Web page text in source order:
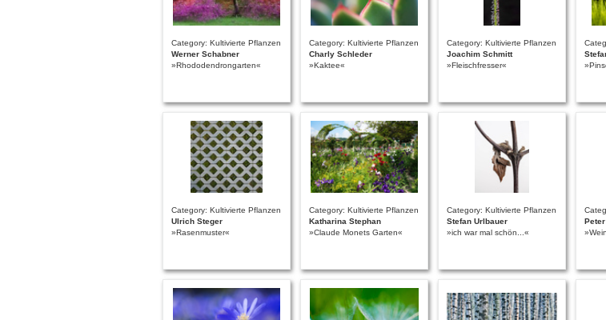
Category: Kultivierte Pflanzen
Werner Schabner
»Rhododendrongarten«
Category: Kultivierte Pflanzen
Charly Schleder
»Kaktee«
Category: Kultivierte Pflanzen
Joachim Schmitt
»Fleischfresser«
Category: Kultivierte Pflanzen
Ulrich Steger
»Rasenmuster«
Category: Kultivierte Pflanzen
Katharina Stephan
»Claude Monets Garten«
Category: Kultivierte Pflanzen
Stefan Urlbauer
»ich war mal schön...«